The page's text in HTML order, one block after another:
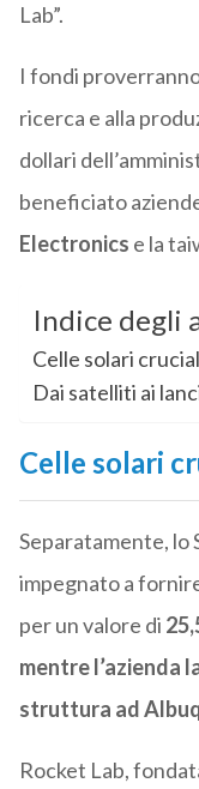
Lab”.
I fondi
ricerca e alla
dollari
beneficiato
Electronics e la
Indice degli
Celle solari
Dai satelliti ai
Celle solari
Separatamente, lo
impegnato a
per un valore di
mentre l’azienda
struttura ad
Rocket Lab,